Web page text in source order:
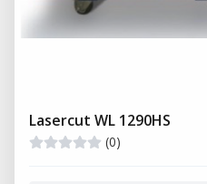
Lasercut WL 1290HS
(0)